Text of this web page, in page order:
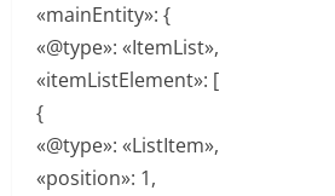
«mainEntity»: {
«@type»: «ItemList»,
«itemListElement»: [
{
«@type»: «ListItem»,
«position»: 1,